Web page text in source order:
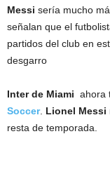
Messi sería mucho
señalan que el
partidos del club en
desgarro
Inter de Miami ahora
Soccer. Lionel Messi
resta de temporada.